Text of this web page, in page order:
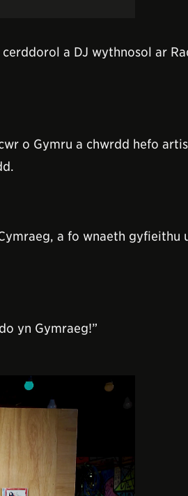
a DJ wythnosol ar
o Gymru a chwrdd hefo
a fo wnaeth gyfieithu
yn Gymraeg!”